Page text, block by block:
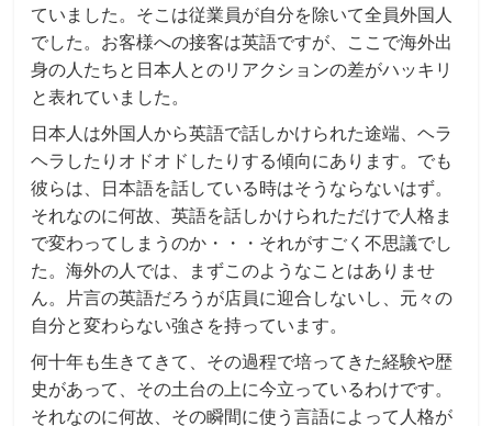
ていました。そこは従業員が自分を除いて全員外国人
でした。お客様への接客は英語ですが、ここで海外出
身の人たちと日本人とのリアクションの差がハッキリ
と表れていました。
日本人は外国人から英語で話しかけられた途端、ヘラ
ヘラしたりオドオドしたりする傾向にあります。でも
彼らは、日本語を話している時はそうならないはず。
それなのに何故、英語を話しかけられただけで人格ま
で変わってしまうのか・・・それがすごく不思議でし
た。海外の人では、まずこのようなことはありませ
ん。片言の英語だろうが店員に迎合しないし、元々の
自分と変わらない強さを持っています。
何十年も生きてきて、その過程で培ってきた経験や歴
史があって、その土台の上に今立っているわけです。
それなのに何故、その瞬間に使う言語によって人格が